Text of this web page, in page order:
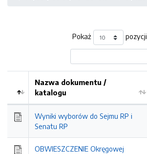
Pokaż pozycji
Nazwa dokumentu /
katalogu
Wyniki wyborów do Sejmu RP i
Senatu RP
OBWIESZCZENIE Okręgowej